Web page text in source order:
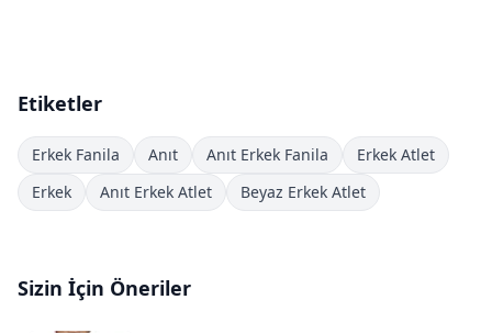
Etiketler
Erkek Fanila Anıt Anıt Erkek Fanila
Erkek Atlet
Erkek
Anıt Erkek Atlet Beyaz Erkek Atlet
Sizin İçin Öneriler